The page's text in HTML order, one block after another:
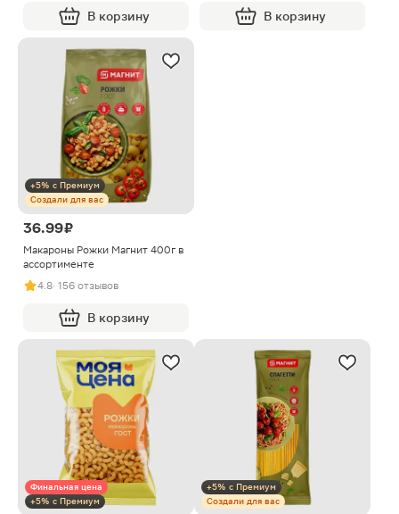
В корзину В корзину
+5% с Премиум
Создали для вас
36.99 ₽
Макароны Рожки Магнит 400г в
ассортименте
4.8· 156 отзывов
В корзину
Финальная цена
+5% с Премиум
+5% с Премиум
Создали для вас